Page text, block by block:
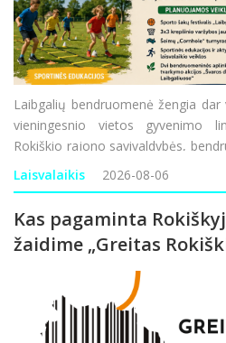
Laibgalių bendruomenė žengia
vieningesnio vietos gyvenimo
Rokiškio rajono savivaldybės,
projektą „Aktyvi bendruomenė
iniciatyva finansuojama
Laisvalaikis 2026-08-06
Kas pagaminta
žaidime „Greitas